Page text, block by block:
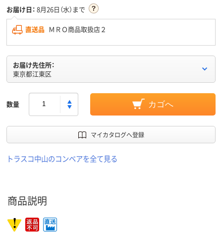
お届け日： 8月26日（水）まで
直送品 ＭＲＯ商品取扱店２
お届け先住所：
東京都江東区
数量 カゴへ
マイカタログへ登録
トラスコ中山のコンベアを全て見る
商品説明